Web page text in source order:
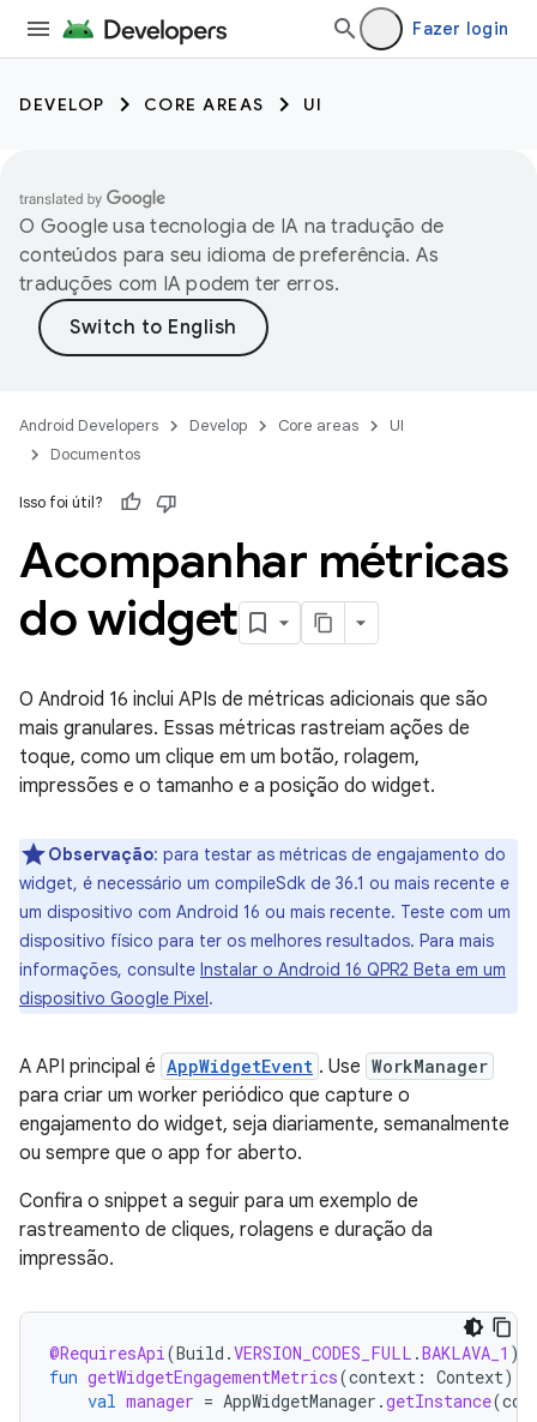
Fazer login
DEVELOP CORE AREAS UI
O Google usa tecnologia de IA na tradução de
conteúdos para seu idioma de preferência. As
traduções com IA podem ter erros.
Android Developers Develop Core areas
UI
Documentos
Isso foi útil?
Acompanhar métricas
do widget
O Android 16 inclui APIs de métricas adicionais que são
mais granulares. Essas métricas rastreiam ações de
toque, como um clique em um botão, rolagem,
impressões e o tamanho e a posição do widget.
Observação: para testar as métricas de engajamento do
widget, é necessário um compileSdk de 36.1 ou mais recente e
um dispositivo com Android 16 ou mais recente. Teste com um
dispositivo físico para ter os melhores resultados. Para mais
informações, consulte Instalar o Android 16 QPR2 Beta em um
dispositivo Google Pixel.
A API principal é AppWidgetEvent . Use WorkManager
para criar um worker periódico que capture o
engajamento do widget, seja diariamente, semanalmente
ou sempre que o app for aberto.
Confira o snippet a seguir para um exemplo de
rastreamento de cliques, rolagens e duração da
impressão.
@RequiresApi(Build .VERSION_CODES_FULL .BAKLAVA_1 )
fun getWidgetEngagementMetrics(context : Context)
val manager = AppWidgetManager .getInstance(